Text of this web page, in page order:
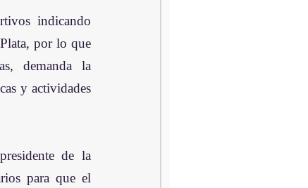
indicando
por lo que
demanda la
y actividades
de la
para que el